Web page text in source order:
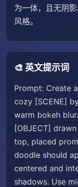
为一体，且无阴
风格。
🎨 英文提示词
Prompt: Create
cozy [SCENE]
warm bokeh
[OBJECT]
top, placed
doodle should
centered and
shadows. Use